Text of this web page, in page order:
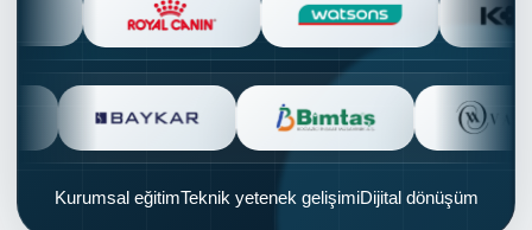
Kurumsal eğitimTeknik yetenek gelişimiDijital dönüşüm